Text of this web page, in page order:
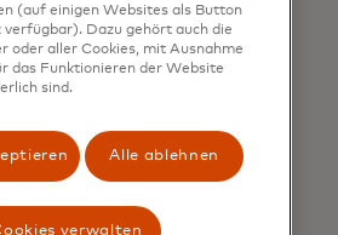
(auf einigen Websites als Button
verfügbar). Dazu gehört auch die
oder aller Cookies, mit Ausnahme
das Funktionieren der Website
sind.
Alle ablehnen
verwalten